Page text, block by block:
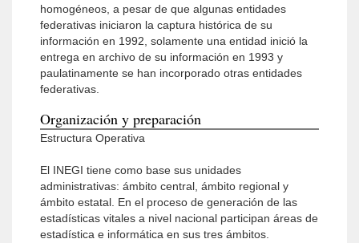
homogéneos, a pesar de que algunas entidades
federativas iniciaron la captura histórica de su
información en 1992, solamente una entidad inició la
entrega en archivo de su información en 1993 y
paulatinamente se han incorporado otras entidades
federativas.
Organización y preparación
Estructura Operativa
El INEGI tiene como base sus unidades
administrativas: ámbito central, ámbito regional y
ámbito estatal. En el proceso de generación de las
estadísticas vitales a nivel nacional participan áreas de
estadística e informática en sus tres ámbitos.